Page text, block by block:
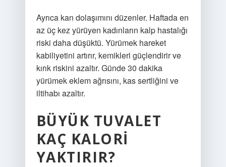
Ayrıca kan dolaşımını düzenler. Haftada en
az üç kez yürüyen kadınların kalp hastalığı
riski daha düşüktü. Yürümek hareket
kabiliyetini artırır, kemikleri güçlendirir ve
kırık riskini azaltır. Günde 30 dakika
yürümek eklem ağrısını, kas sertliğini ve
iltihabı azaltır.
BÜYÜK TUVALET
KAÇ KALORI
YAKTIRIR?